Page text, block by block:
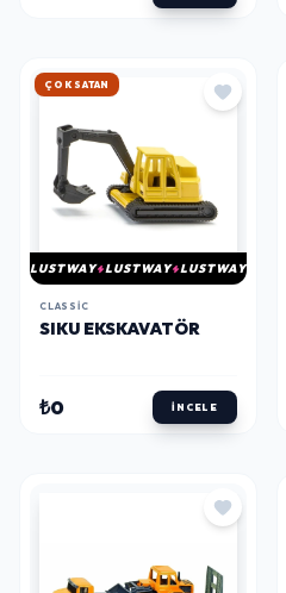
HIZLI KARGO
LUSTWAY LUSTWAY LUSTWAY
CLASSIC
SIKU EKSKAVATÖR
₺0 İNCELE